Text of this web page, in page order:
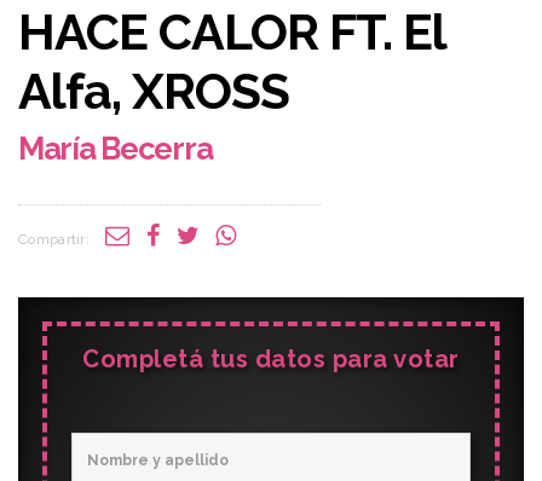
HACE CALOR FT. El
Alfa, XROSS
María Becerra
Compartir:
Completá tus datos para votar